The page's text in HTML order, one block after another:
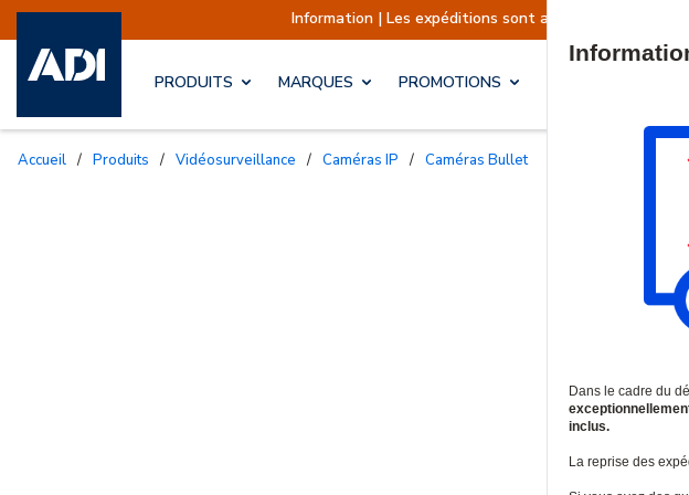
Information | Les expéditions sont actuellement suspendues
PRODUITS MARQUES PROMOTIONS
Accueil / Produits / Vidéosurveillance / Caméras IP / Caméras Bullet